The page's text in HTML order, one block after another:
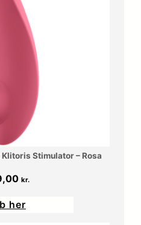
Stimulator – Rosa
kr.
her